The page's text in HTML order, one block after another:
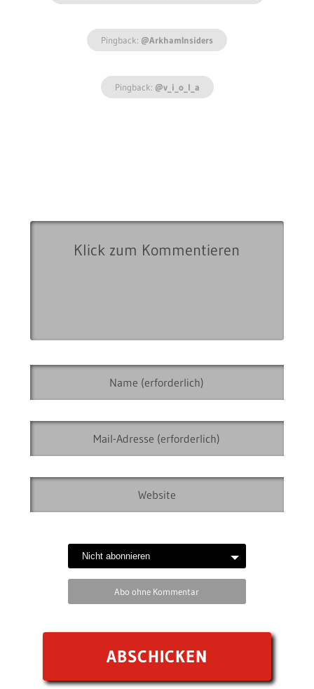
Pingback: @ArkhamInsiders
Pingback: @v_i_o_l_a
Abo ohne Kommentar